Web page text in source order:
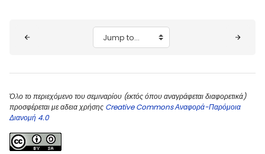
Jump to...
Όλο το περιεχόμενο του σεμιναρίου (εκτός όπου αναγράφεται διαφορετικά)
προσφέρεται με αδεια χρήσης Creative Commons Αναφορά-Παρόμοια
Διανομή 4.0